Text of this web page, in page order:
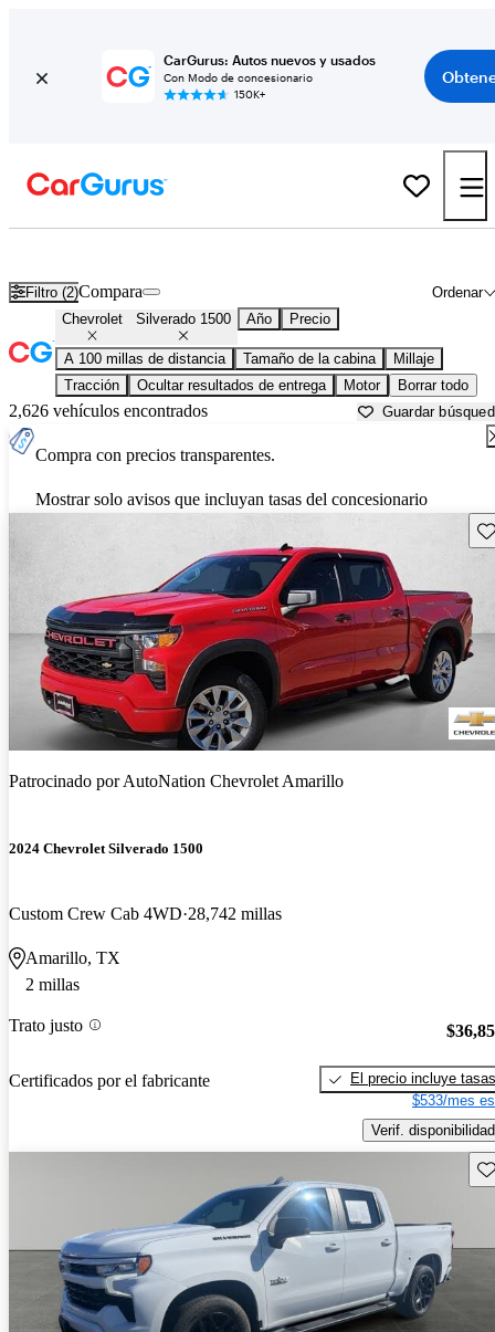
CarGurus: Autos nuevos y usados
Con Modo de concesionario
150K+
Filtro (2) Ordenar
Compara
Chevrolet Silverado 1500 Año Precio
A 100 millas de distancia Tamaño de la cabina
Millaje
Tracción
Ocultar resultados de entrega Motor Borrar todo
2,626 vehículos encontrados Guardar
Compra con precios transparentes.
Mostrar solo avisos que incluyan tasas del concesionario
Patrocinado porAutoNation Chevrolet Amarillo
2024 Chevrolet Silverado 1500
Custom Crew Cab 4WD 28,742 millas
Amarillo, TX
2 millas
Trato justo
Certificados por el fabricante
El precio incluye tasas
$533/mes
Verif. disponibilidad